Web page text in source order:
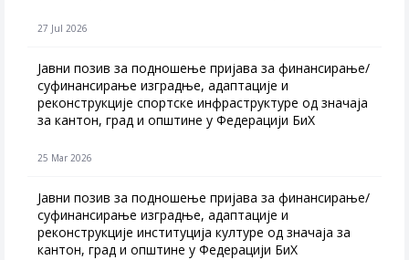
27 Jul 2026
Jавни позив за подношење пријава за финансирање/
суфинансирање изградње, адаптације и
реконструкције спортске инфраструктуре од значаја
за кантон, град и општине у Федерацији БиХ
25 Mar 2026
Јавни позив за подношење пријава за финансирање/
суфинансирање изградње, адаптације и
реконструкције институција културе од значаја за
кантон, град и општине у Федерацији БиХ